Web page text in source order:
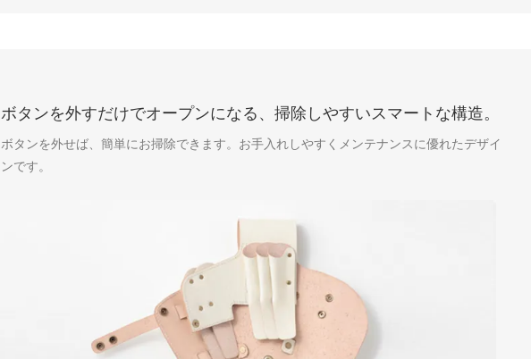
ボタンを外すだけでオープンになる、掃除しやすいスマートな構造。
ボタンを外せば、簡単にお掃除できます。お手入れしやすくメンテナンスに優れたデザイ
ンです。